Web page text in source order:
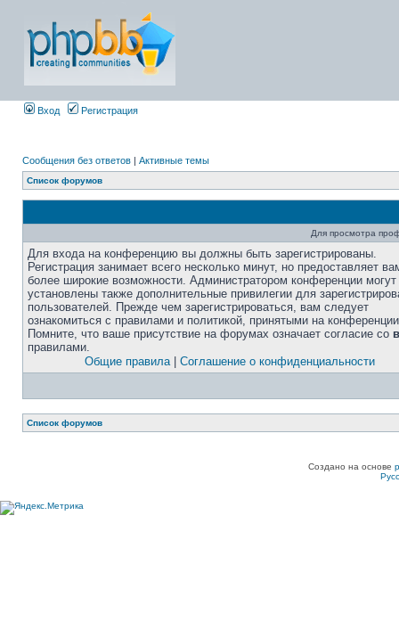
Вход Регистрация
Сообщения без ответов | Активные темы
Список форумов
Для просмотра
Для входа на конференцию вы должны быть зарегистрированы.
Регистрация занимает всего несколько минут, но предоставляет
более широкие возможности. Администратором конференции
установлены также дополнительные привилегии для
пользователей. Прежде чем зарегистрироваться, вам следует
ознакомиться с правилами и политикой, принятыми на
Помните, что ваше присутствие на форумах означает согласие со
правилами.
Общие правила| Соглашение о конфиденциальности
Список форумов
Создано на основе